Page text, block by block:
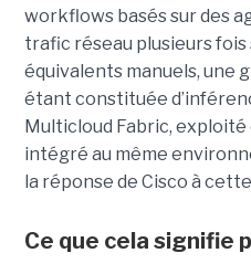
workflows basés sur des
trafic réseau plusieurs
équivalents manuels, une
étant constituée
Multicloud Fabric,
intégré au même
la réponse de Cisco à
Ce que cela signifie